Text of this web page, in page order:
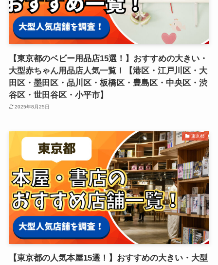
【東京都のベビー用品店15選！】おすすめの大きい・
大型赤ちゃん用品店人気一覧！【港区・江戸川区・大
田区・墨田区・品川区・板橋区・豊島区・中央区・渋
谷区・世田谷区・小平市】
2025年8月25日
東京都
【東京都の人気本屋15選！】おすすめの大きい・大型